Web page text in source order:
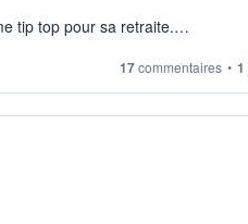
tip top pour sa retraite.
17commentaires • 1